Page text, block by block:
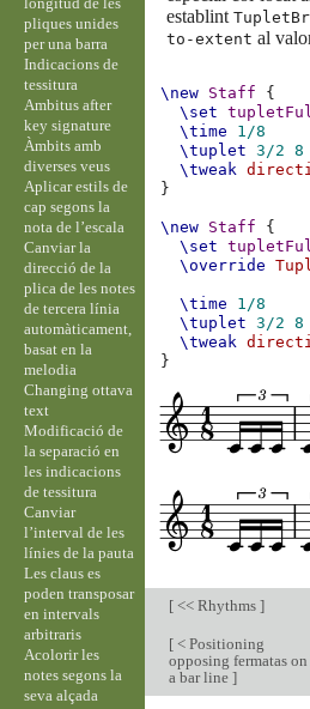
establint
to-extent al
\new Staff
{
\set
\time
1/8
\tuplet
3/2 8
\tweak
}
\new Staff
{
\set
\override
\time
1/8
\tuplet
3/2 8
\tweak
}
[<< Rhythms ]
[< Positioning
opposing fermatas on
a bar line ]
pliques unides
per una barra
Indicacions de
tessitura
Ambitus after
key signature
Àmbits amb
diverses veus
Aplicar estils de
cap segons la
nota de l’escala
Canviar la
direcció de la
plica de les notes
de tercera línia
automàticament,
basat en la
melodia
Changing ottava
text
Modificació de
la separació en
les indicacions
de tessitura
Canviar
l’interval de les
línies de la pauta
Les claus es
poden transposar
en intervals
arbitraris
Acolorir les
notes segons la
seva alçada